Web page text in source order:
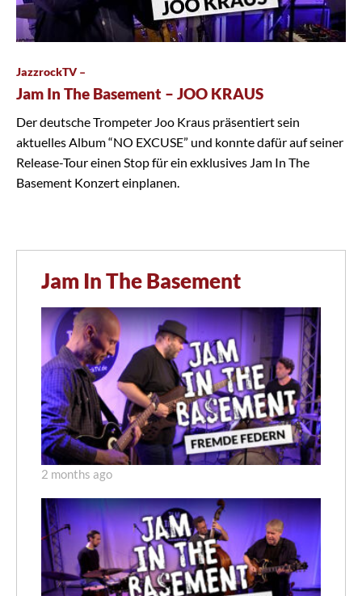
JazzrockTV –
Jam In The Basement – JOO KRAUS
Der deutsche Trompeter Joo Kraus präsentiert sein
aktuelles Album “NO EXCUSE” und konnte dafür auf seiner
Release-Tour einen Stop für ein exklusives Jam In The
Basement Konzert einplanen.
Jam In The Basement
2 months ago